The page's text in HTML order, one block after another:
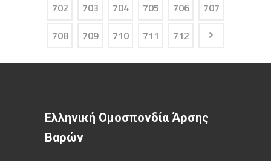
702
703 704 705 706
707
708
709 710 711 712
Ελληνική Ομοσπονδία Άρσης
Βαρών